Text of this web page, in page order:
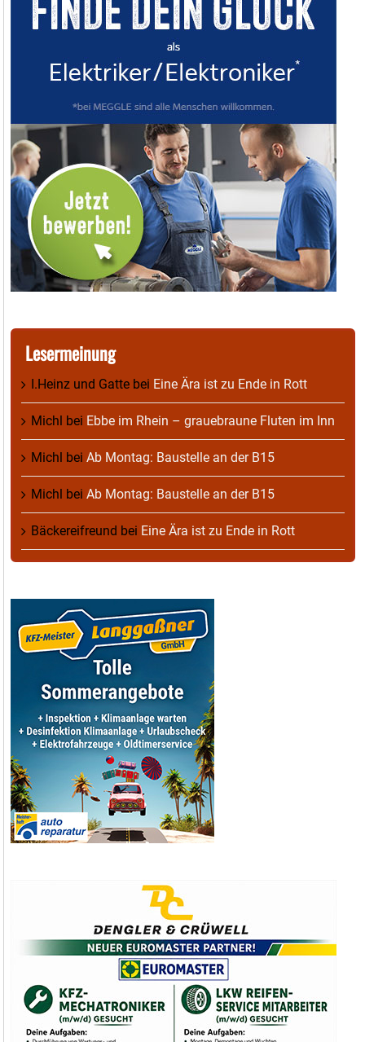
Lesermeinung
I.Heinz und Gatte bei Eine Ära ist zu Ende in Rott
Michl bei Ebbe im Rhein – grauebraune Fluten im Inn
Michl bei Ab Montag: Baustelle an der B15
Michl bei Ab Montag: Baustelle an der B15
Bäckereifreund bei Eine Ära ist zu Ende in Rott